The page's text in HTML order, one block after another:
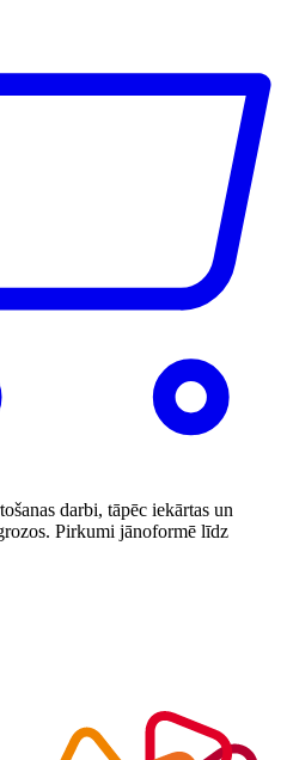
darbi, tāpēc iekārtas un
Pirkumi jānoformē līdz